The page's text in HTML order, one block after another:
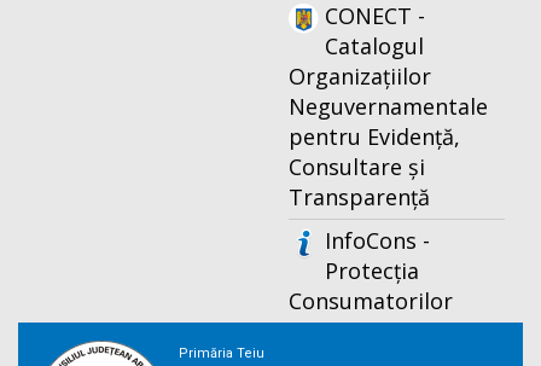
CONECT -
Catalogul
Organizațiilor
Neguvernamentale
pentru Evidență,
Consultare și
Transparență
InfoCons -
Protecția
Consumatorilor
Primăria Teiu